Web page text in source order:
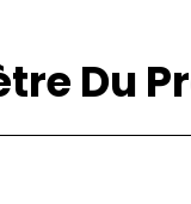
Du